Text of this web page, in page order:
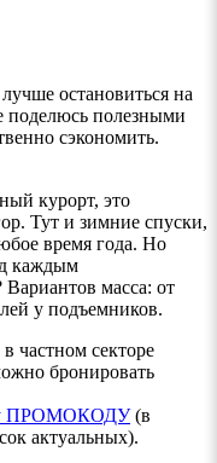
остановиться на
поделюсь полезными
сэкономить.
курорт, это
Тут и зимние спуски,
время года. Но
каждым
Вариантов масса: от
у подъемников.
частном секторе
бронировать
ПРОМОКОДУ(в
актуальных).